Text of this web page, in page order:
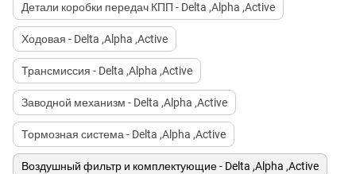
Детали коробки передач КПП - Delta ,Alpha ,Active
Ходовая - Delta ,Alpha ,Active
Трансмиссия - Delta ,Alpha ,Active
Заводной механизм - Delta ,Alpha ,Active
Тормозная система - Delta ,Alpha ,Active
Воздушный фильтр и комплектующие - Delta ,Alpha ,Active